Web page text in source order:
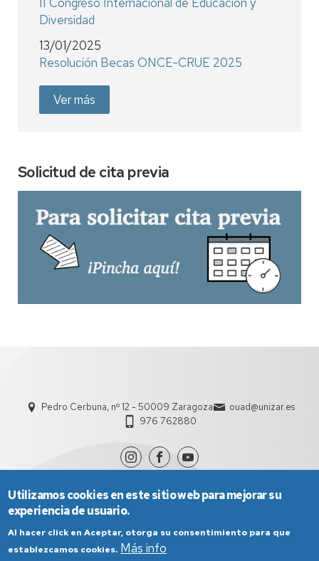
Diversidad
13/01/2025
Resolución Becas ONCE-CRUE 2025
Ver más
Solicitud de cita previa
Pedro Cerbuna, nº 12 - 50009 Zaragoza
ouad@unizar.es
976 762880
Utilizamos cookies en este sitio web para mejorar su
experiencia de usuario.
Al hacer click en Aceptar, otorga su consentimiento para que
establezcamos cookies. Más info